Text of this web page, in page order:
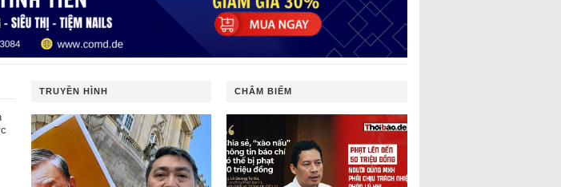
TRUYỀN HÌNH CHÂM BIẾM